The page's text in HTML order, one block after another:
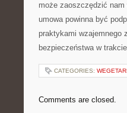
może ⁢zaoszczędzić nam
umowa powinna być⁣
praktykami wzajemnego
bezpieczeństwa w
CATEGORIES:
Comments are closed.